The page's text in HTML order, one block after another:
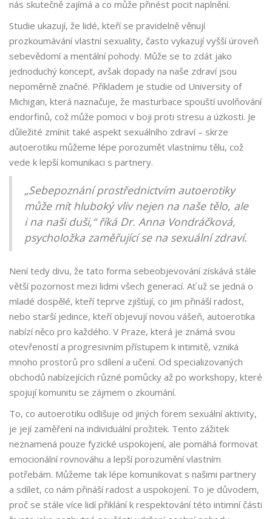
nás skutečně zajímá a co může přinést pocit naplnění.
Studie ukazují, že lidé, kteří se pravidelně věnují
prozkoumávání vlastní sexuality, často vykazují vyšší úroveň
sebevědomí a mentální pohody. Může se to zdát jako
jednoduchý koncept, avšak dopady na naše zdraví jsou
nepoměrně značné. Příkladem je studie od University of
Michigan, která naznačuje, že masturbace spouští uvolňování
endorfinů, což může pomoci v boji proti stresu a úzkosti. Je
důležité zmínit také aspekt sexuálního zdraví – skrze
autoerotiku můžeme lépe porozumět vlastnímu tělu, což
vede k lepší komunikaci s partnery.
„Sebepoznání prostřednictvím autoerotiky
může mít hluboký vliv nejen na naše tělo, ale
i na naši duši,“ říká Dr. Anna Vondráčková,
psycholožka zaměřující se na sexuální zdraví.
Není tedy divu, že tato forma sebeobjevování získává stále
větší pozornost mezi lidmi všech generací. Ať už se jedná o
mladé dospělé, kteří teprve zjišťují, co jim přináší radost,
nebo starší jedince, kteří objevují novou vášeň, autoerotika
nabízí něco pro každého. V Praze, která je známá svou
otevřeností a progresivním přístupem k intimitě, vzniká
mnoho prostorů pro sdílení a učení. Od specializovaných
obchodů nabízejících různé pomůcky až po workshopy, které
spojují komunitu se zájmem o zkoumání.
To, co autoerotiku odlišuje od jiných forem sexuální aktivity,
je její zaměření na individuální prožitek. Tento zážitek
neznamená pouze fyzické uspokojení, ale pomáhá formovat
emocionální rovnováhu a lepší porozumění vlastním
potřebám. Můžeme tak lépe komunikovat s našimi partnery
a sdílet, co nám přináší radost a uspokojení. To je důvodem,
proč se stále více lidí přiklání k respektování této intimní části